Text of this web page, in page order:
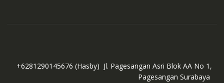
+6281290145676 (Hasby) Jl. Pagesangan Asri Blok AA No 1,
Pagesangan Surabaya